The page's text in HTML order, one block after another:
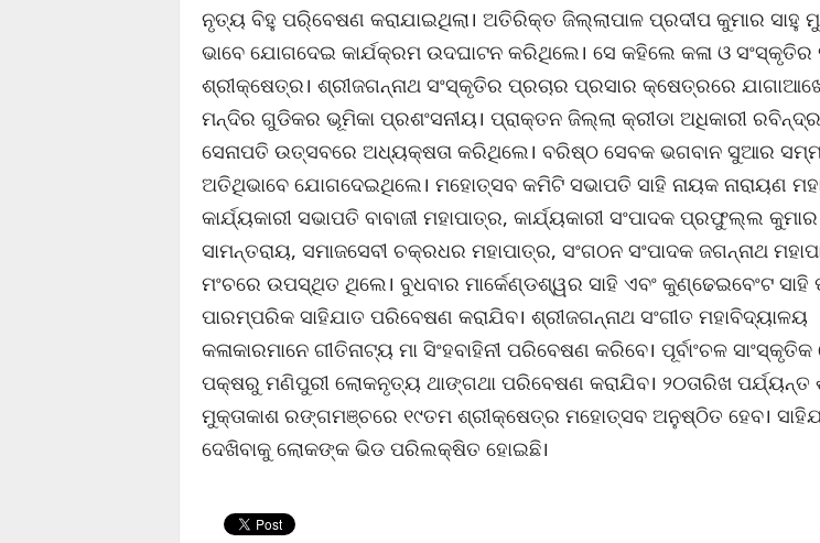
ନୃତ୍ୟ ବିହୁ ପରି୍ବେଷଣ କରାଯାଇଥିଲା। ଅତିରିକ୍ତ ଜିଲ୍ଲାପାଳ ପ୍ରଦୀପ କୁମାର ସାହୁ
ଭାବେ ଯୋଗଦେଇ କାର୍ଯକ୍ରମ ଉଦଘାଟନ କରିଥିଲେ। ସେ କହିଲେ କଳା ଓ ସଂସ୍କୃତିର
ଶ୍ରୀକ୍ଷେତ୍ର। ଶ୍ରୀଜଗନ୍ନାଥ ସଂସ୍କୃତିର ପ୍ରଚାର ପ୍ରସାର କ୍ଷେତ୍ରରେ
ମନ୍ଦିର ଗୁଡିକର ଭୂମିକା ପ୍ରଶଂସନୀୟ। ପ୍ରାକ୍ତନ ଜିଲ୍ଲା କ୍ରୀଡା ଅଧିକାରୀ
ସେନାପତି ଉତ୍ସବରେ ଅଧ୍ୟକ୍ଷତା କରିଥିଲେ। ବରିଷ୍ଠ ସେବକ ଭଗବାନ ସୁଆର
ଅତିଥିଭାବେ ଯୋଗଦେଇଥିଲେ। ମହୋତ୍ସବ କମିଟି ସଭାପତି ସାହି ନାୟକ ନାରାୟଣ
କାର୍ଯ୍ୟକାରୀ ସଭାପତି ବାବାଜୀ ମହାପାତ୍ର, କାର୍ଯ୍ୟକାରୀ ସଂପାଦକ ପ୍ରଫୁଲ୍ଲ କୁମାର
ସାମନ୍ତରାୟ, ସମାଜସେବୀ ଚକ୍ରଧର ମହାପାତ୍ର, ସଂଗଠନ ସଂପାଦକ ଜଗନ୍ନାଥ
ମଂଚରେ ଉପସ୍ଥିତ ଥିଲେ। ବୁଧବାର ମାର୍କେଣ୍ଡଶ୍ୱର ସାହି ଏବଂ କୁଣ୍ଢେଇବେଂଟ
ପାରମ୍ପରିକ ସାହିଯାତ ପରିବେଷଣ କରାଯିବ। ଶ୍ରୀଜଗନ୍ନାଥ ସଂଗୀତ ମହାବିଦ୍ୟାଳୟ
କଳାକାରମାନେ ଗୀତିନାଟ୍ୟ ମା ସିଂହବାହିନୀ ପରିବେଷଣ କରିବେ। ପୂର୍ବାଂଚଳ
ପକ୍ଷରୁ ମଣିପୁରୀ ଲୋକନୃତ୍ୟ ଥାଙ୍ଗଥା ପରିବେଷଣ କରାଯିବ। ୨୦ତାରିଖ ପର୍ଯ୍ୟନ୍ତ
ମୁକ୍ତାକାଶ ରଙ୍ଗମଞ୍ଚରେ ୧୯ତମ ଶ୍ରୀକ୍ଷେତ୍ର ମହୋତ୍ସବ ଅନୁଷ୍ଠିତ ହେବ।
ଦେଖିବାକୁ ଲୋକଙ୍କ ଭିଡ ପରିଲକ୍ଷିତ ହୋଇଛି।